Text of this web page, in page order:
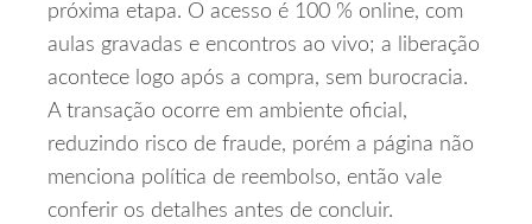
próxima etapa. O acesso é 100 % online, com
aulas gravadas e encontros ao vivo; a liberação
acontece logo após a compra, sem burocracia.
A transação ocorre em ambiente oficial,
reduzindo risco de fraude, porém a página não
menciona política de reembolso, então vale
conferir os detalhes antes de concluir.